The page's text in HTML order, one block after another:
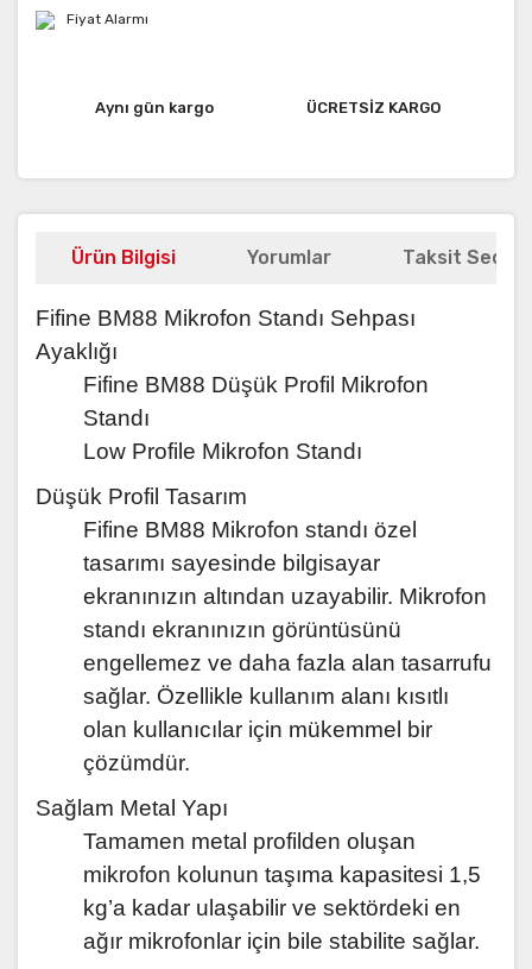
Fiyat Alarmı
Aynı gün kargo ÜCRETSİZ KARGO
Ürün Bilgisi Yorumlar Taksit
Fifine BM88 Mikrofon Standı Sehpası
Ayaklığı
Fifine BM88 Düşük Profil Mikrofon
Standı
Low Profile Mikrofon Standı
Düşük Profil Tasarım
Fifine BM88 Mikrofon standı özel
tasarımı sayesinde bilgisayar
ekranınızın altından uzayabilir. Mikrofon
standı ekranınızın görüntüsünü
engellemez ve daha fazla alan tasarrufu
sağlar. Özellikle kullanım alanı kısıtlı
olan kullanıcılar için mükemmel bir
çözümdür.
Sağlam Metal Yapı
Tamamen metal profilden oluşan
mikrofon kolunun taşıma kapasitesi 1,5
kg’a kadar ulaşabilir ve sektördeki en
ağır mikrofonlar için bile stabilite sağlar.